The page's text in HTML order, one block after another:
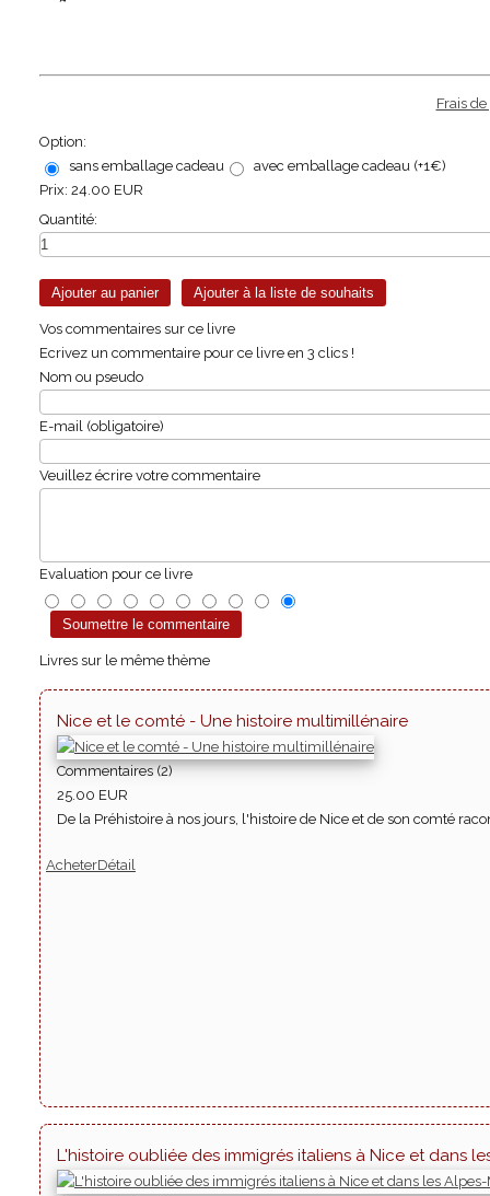
Frais
Option:
sans emballage cadeau
avec emballage cadeau (+1€)
Prix: 24.00 EUR
Quantité:
Vos commentaires sur ce livre
Ecrivez un commentaire pour ce livre en 3 clics !
Nom ou pseudo
E-mail (obligatoire)
Veuillez écrire votre commentaire
Evaluation pour ce livre
Livres sur le même thème
Nice et le comté - Une histoire multimillénaire
Commentaires (2)
25.00 EUR
De la Préhistoire à nos jours, l'histoire de Nice et de son comté
AcheterDétail
L'histoire oubliée des immigrés italiens à Nice et dans